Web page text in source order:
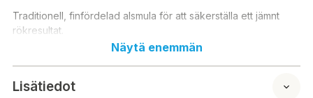
Traditionell, finfördelad alsmula för att säkerställa ett jämnt
rökresultat.
Näytä enemmän
Lisätiedot